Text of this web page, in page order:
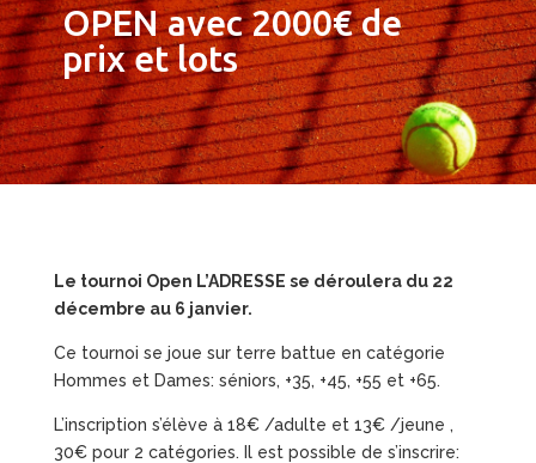
OPEN avec 2000€ de
prix et lots
Le tournoi Open L’ADRESSE se déroulera du 22
décembre au 6 janvier.
Ce tournoi se joue sur terre battue en catégorie
Hommes et Dames: séniors, +35, +45, +55 et +65.
L’inscription s’élève à 18€ /adulte et 13€ /jeune ,
30€ pour 2 catégories. Il est possible de s’inscrire: